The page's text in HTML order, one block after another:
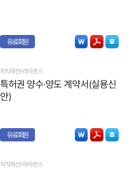
유료회원
지식재산/라이센스
특허권 양수·양도 계약서(실용신
안)
유료회원
지식재산/라이센스